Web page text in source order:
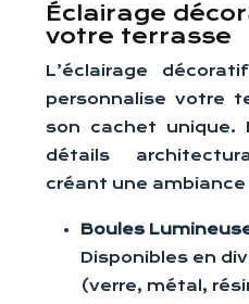
Éclairage
votre terrasse
L’éclairage
personnalise votre
son cachet unique.
détails
créant une
Boules
Disponibles en
(verre, métal,